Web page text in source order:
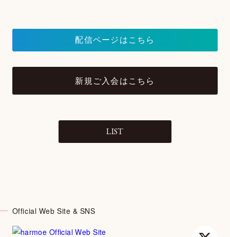
配信ページはこちら
新規ご入会はこちら
LIST
Official Web Site & SNS